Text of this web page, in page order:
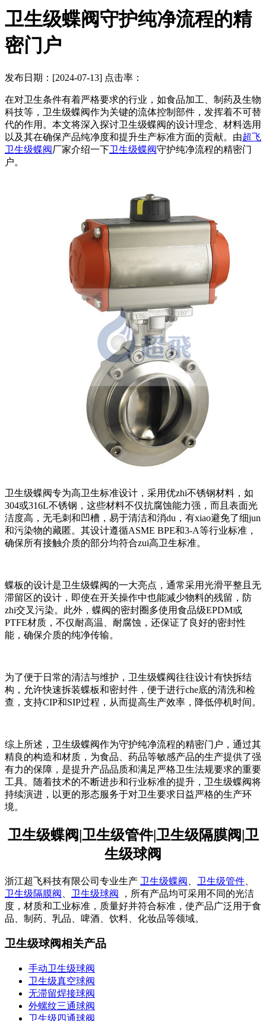
卫生级蝶阀守护纯净流程的精
密门户
发布日期：[2024-07-13] 点击率：
在对卫生条件有着严格要求的行业，如食品加工、制药及生物
科技等，卫生级蝶阀作为关键的流体控制部件，发挥着不可替
代的作用。本文将深入探讨卫生级蝶阀的设计理念、材料选用
以及其在确保产品纯净度和提升生产标准方面的贡献。由超飞
卫生级蝶阀厂家介绍一下卫生级蝶阀守护纯净流程的精密门
户。
卫生级蝶阀专为高卫生标准设计，采用优zhi不锈钢材料，如
304或316L不锈钢，这些材料不仅抗腐蚀能力强，而且表面光
洁度高，无毛刺和凹槽，易于清洁和消du，有xiao避免了细jun
和污染物的藏匿。其设计遵循ASME BPE和3-A等行业标准，
确保所有接触介质的部分均符合zui高卫生标准。
蝶板的设计是卫生级蝶阀的一大亮点，通常采用光滑平整且无
滞留区的设计，即使在开关操作中也能减少物料的残留，防
zhi交叉污染。此外，蝶阀的密封圈多使用食品级EPDM或
PTFE材质，不仅耐高温、耐腐蚀，还保证了良好的密封性
能，确保介质的纯净传输。
为了便于日常的清洁与维护，卫生级蝶阀往往设计有快拆结
构，允许快速拆装蝶板和密封件，便于进行che底的清洗和检
查，支持CIP和SIP过程，从而提高生产效率，降低停机时间。
综上所述，卫生级蝶阀作为守护纯净流程的精密门户，通过其
精良的构造和材质，为食品、药品等敏感产品的生产提供了强
有力的保障，是提升产品品质和满足严格卫生法规要求的重要
工具。随着技术的不断进步和行业标准的提升，卫生级蝶阀将
持续演进，以更的形态服务于对卫生要求日益严格的生产环
境。
卫生级蝶阀|卫生级管件|卫生级隔膜阀|卫
生级球阀
浙江超飞科技有限公司专业生产 卫生级蝶阀 卫生级管件
卫生级隔膜阀
卫生级球阀
，所有产品均可采用不同的光洁
度，材质和工业标准，质量好并符合标准，使产品广泛用于食
品、制药、乳品、啤酒、饮料、化妆品等领域。
卫生级球阀相关产品
手动卫生级球阀
卫生级真空球阀
无滞留焊接球阀
外螺纹三通球阀
卫生级四通球阀